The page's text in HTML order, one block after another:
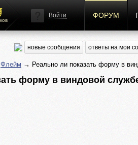
Войти ФОРУМ
новые сообщения ответы на мои
Флейм → Реально ли показать форму в
форму в виндовой